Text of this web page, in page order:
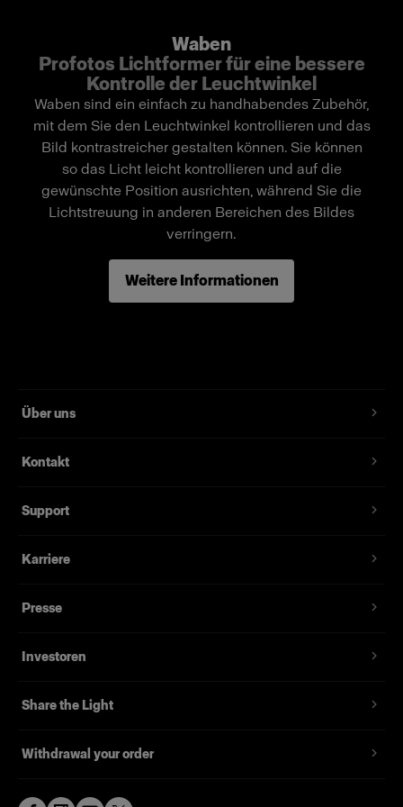
Kompatibel mit Clic Magnum.
Erzeugt einen Leuchtwinkel von 20°.
Waben
Profotos Lichtformer für eine bessere
Kontrolle der Leuchtwinkel
Waben sind ein einfach zu handhabendes Zubehör,
mit dem Sie den Leuchtwinkel kontrollieren und das
Bild kontrastreicher gestalten können. Sie können
so das Licht leicht kontrollieren und auf die
gewünschte Position ausrichten, während Sie die
Lichtstreuung in anderen Bereichen des Bildes
verringern.
Weitere Informationen
Über uns
Kontakt
Support
Karriere
Presse
Investoren
Share the Light
Withdrawal your order